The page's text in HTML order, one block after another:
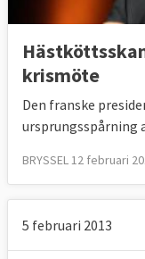
krismöte
Den franske
ursprungsspårning
BRYSSEL 12 februari
5 februari 2013